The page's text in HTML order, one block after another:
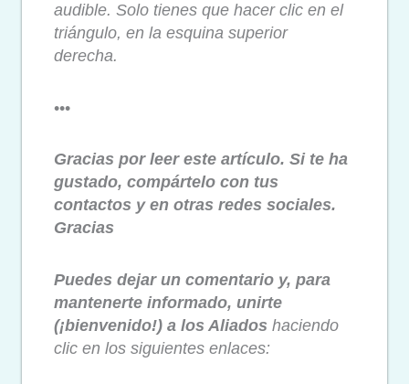
audible. Solo tienes que hacer clic en el
triángulo, en la esquina superior
derecha.
•••
Gracias por leer este artículo. Si te ha
gustado, compártelo con tus
contactos y en otras redes sociales.
Gracias
Puedes dejar un comentario y, para
mantenerte informado, unirte
(¡bienvenido!) a los Aliados haciendo
clic en los siguientes enlaces: